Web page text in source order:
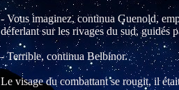
- Vous imaginez, continua Guenold,
déferlant sur les rivages du sud, guidés
- Terrible, continua Belbinor.
Le visage du combattant se rougit, il